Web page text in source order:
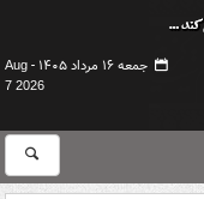
جمعه ۱۶ مرداد ۱۴۰۵ -
Aug
7 2026